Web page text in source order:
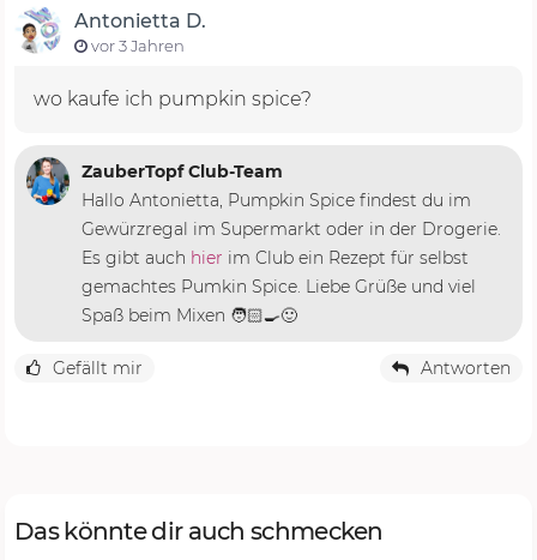
Antonietta D.
vor 3 Jahren
wo kaufe ich pumpkin spice?
ZauberTopf Club-Team
Hallo Antonietta, Pumpkin Spice findest du im
Gewürzregal im Supermarkt oder in der Drogerie.
Es gibt auch hier im Club ein Rezept für selbst
gemachtes Pumkin Spice. Liebe Grüße und viel
Spaß beim Mixen 🧑🏻‍🍳🙂
Gefällt mir Antworten
Das könnte dir auch schmecken